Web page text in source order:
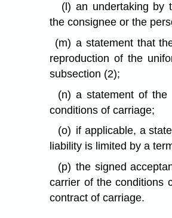
(l) an undertaking by
the consignee or the
(m) a statement that
reproduction of the
subsection (2);
(n) a statement of the
conditions of carriage;
(o) if applicable, a
liability is limited by a
(p) the signed
carrier of the conditions
contract of carriage.